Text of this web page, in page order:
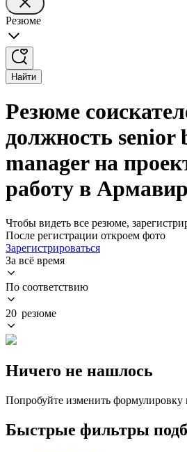
Резюме
Найти
Резюме
должность senior
manager на
работу в
Чтобы видеть все резюме,
После регистрации откроем фото
Зарегистрироваться
За всё время
По соответствию
20 резюме
Ничего не нашлось
Попробуйте изменить
Быстрые фильтры